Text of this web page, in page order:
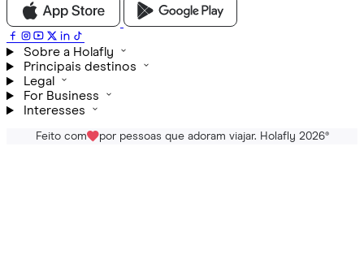
Sobre a Holafly
Principais destinos
Legal
For Business
Interesses
Feito com por pessoas que adoram viajar. Holafly 2026®